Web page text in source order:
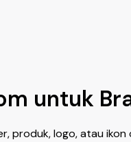
untuk
produk, logo, atau